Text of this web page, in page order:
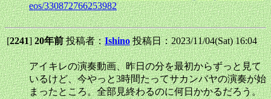
eos/330872766253982
[2241]20年前投稿者：Ishino 投稿日：2023/11/04(Sat) 16:04
アイキレの演奏動画、昨日の分を最初からずっと見て
いるけど、今やっと3時間たってサカンバヤの演奏が始
まったところ。全部見終わるのに何日かかるだろう。